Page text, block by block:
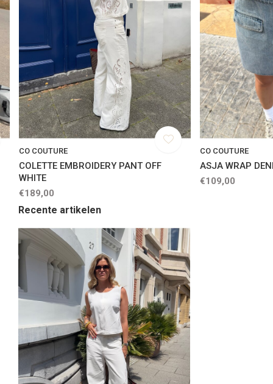
CO COUTURE
COLETTE EMBROIDERY PANT OFF
WHITE
€189,00
CO COUTURE
ASJA WRAP
€109,00
Recente artikelen